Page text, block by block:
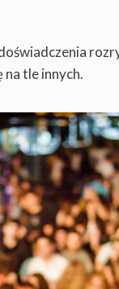
tle innych.